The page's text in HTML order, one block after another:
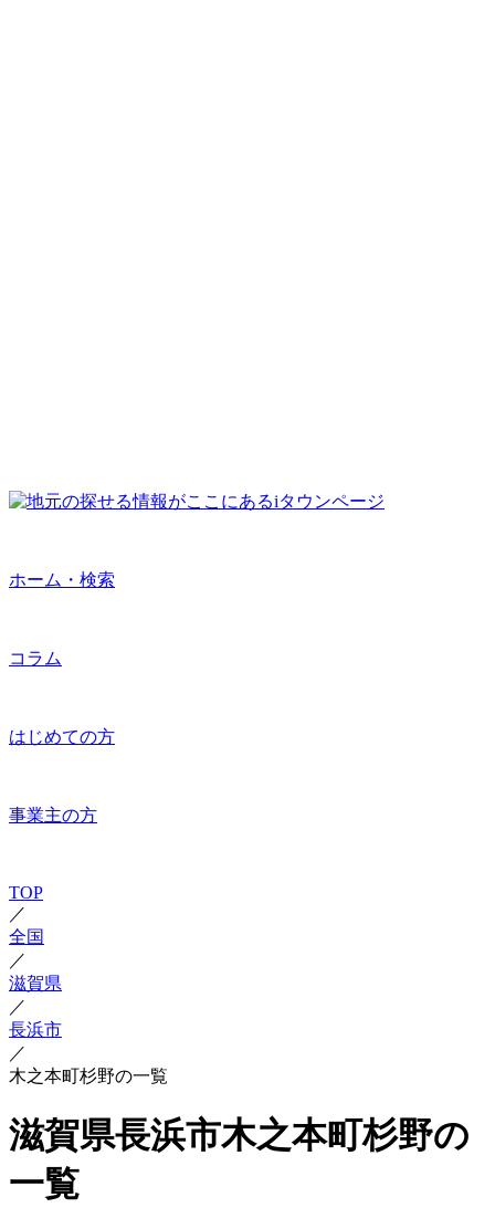
ホーム・検索
コラム
はじめての方
事業主の方
TOP
／
全国
／
滋賀県
／
長浜市
／
木之本町杉野の一覧
滋賀県長浜市木之本町杉野の
一覧